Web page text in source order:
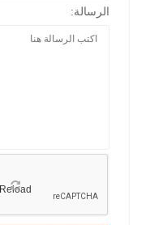
الرسالة:
Reload